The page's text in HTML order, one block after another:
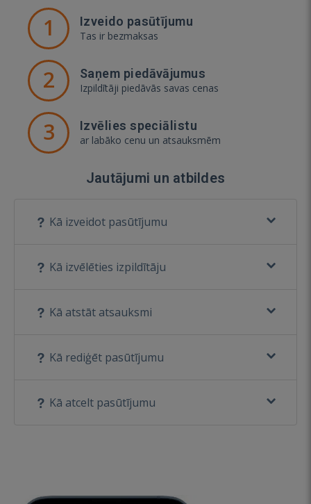
1 Izveido pasūtījumu
Tas ir bezmaksas
2 Saņem piedāvājumus
Izpildītāji piedāvās savas cenas
3 Izvēlies speciālistu
ar labāko cenu un atsauksmēm
Jautājumi un atbildes
Kā izveidot pasūtījumu
Kā izvēlēties izpildītāju
Kā atstāt atsauksmi
Kā rediģēt pasūtījumu
Kā atcelt pasūtījumu